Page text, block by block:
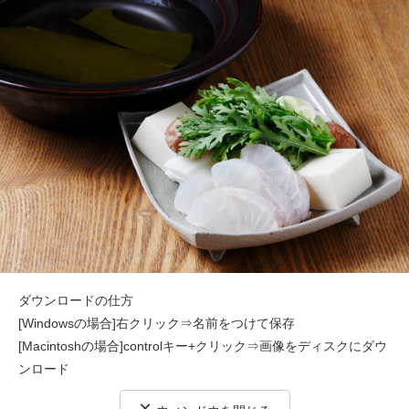
ダウンロードの仕方
[Windowsの場合]右クリック⇒名前をつけて保存
[Macintoshの場合]controlキー+クリック⇒画像をディスクにダウ
ンロード